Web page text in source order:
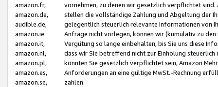
amazon.fr,
amazon.de,
audible.de,
amazon.ie
amazon.it,
amazon.nl,
amazon.pl,
amazon.es,
amazon.se,
vornehmen, zu denen wir gesetzlich verpflichtet
stellen die vollständige Zahlung und Abgeltung der
gelegentlich steuerlich relevante Informationen von
Anfrage nicht vorlegen, können wir (kumulativ zu
Vergütung so lange einbehalten, bis Sie uns diese
dass wir Sie betreffend nicht zur Einholung
könnten Sie gesetzlich verpflichtet sein, Amazon
Anforderungen an eine gültige MwSt.-Rechnung
zahlen.